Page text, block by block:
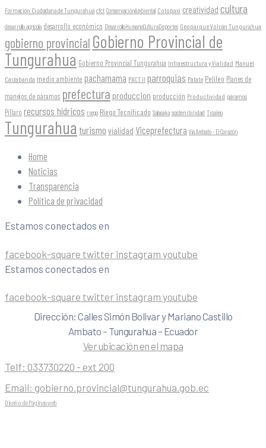
Formación Ciudadana de Tungurahua cfct ConservaciónAmbiental Cotopaxi creatividad cultura
desarrollo agrícola desarrollo económico DesarrolloHumanoCulturaDeportes Geoparque Volcán Tungurahua
gobierno provincial Gobierno Provincial de
Tungurahua Gobierno Provincial Tungurahua Infraestructura y Vialidad Manuel
Caizabanda medio ambiente pachamama PACT II parroquias Patate Pelileo Planes de
manejos de páramos prefectura produccion producción Productividad páramos
Píllaro recursos hídricos riego Riego Tecnificado Salasaka sostenibilidad Tisaleo
Tungurahua turismo vialidad Viceprefectura Vía Ambato - El Corazón
Home
Noticias
Transparencia
Política de privacidad
Estamos conectados en
facebook-square twitter instagram youtube
Estamos conectados en
facebook-square twitter instagram youtube
Dirección: Calles Simón Bolivar y Mariano Castillo
Ambato – Tungurahua – Ecuador
Ver ubicación en el mapa
Telf: 033730220 - ext 200
Email: gobierno.provincial@tungurahua.gob.ec
Diseño de Páginas web